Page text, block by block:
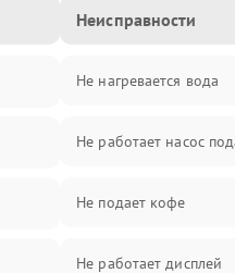
Неисправности
Не нагревается вода
Не работает насос
Не подает кофе
Не работает дисплей